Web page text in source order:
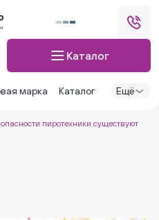
Каталог
марка Каталог Ещё
пиротехники существуют